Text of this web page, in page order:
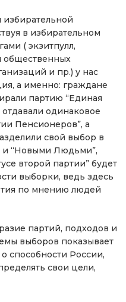
избирательной
в избирательном
( экзитпулл,
общественных
и пр.) у нас
а именно: граждане
партию “Единая
одинаковое
Пенсионеров”, а
свой выбор в
и “Новыми Людьми”,
второй партии” будет
выборки, ведь здесь
по мнению людей
партий, подходов и
выборов показывает
способности России,
свои цели,